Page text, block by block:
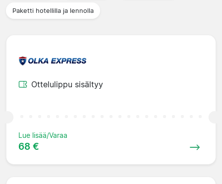
Paketti hotellilla ja lennolla
Ottelulippu sisältyy
Lue lisää/Varaa
68 €